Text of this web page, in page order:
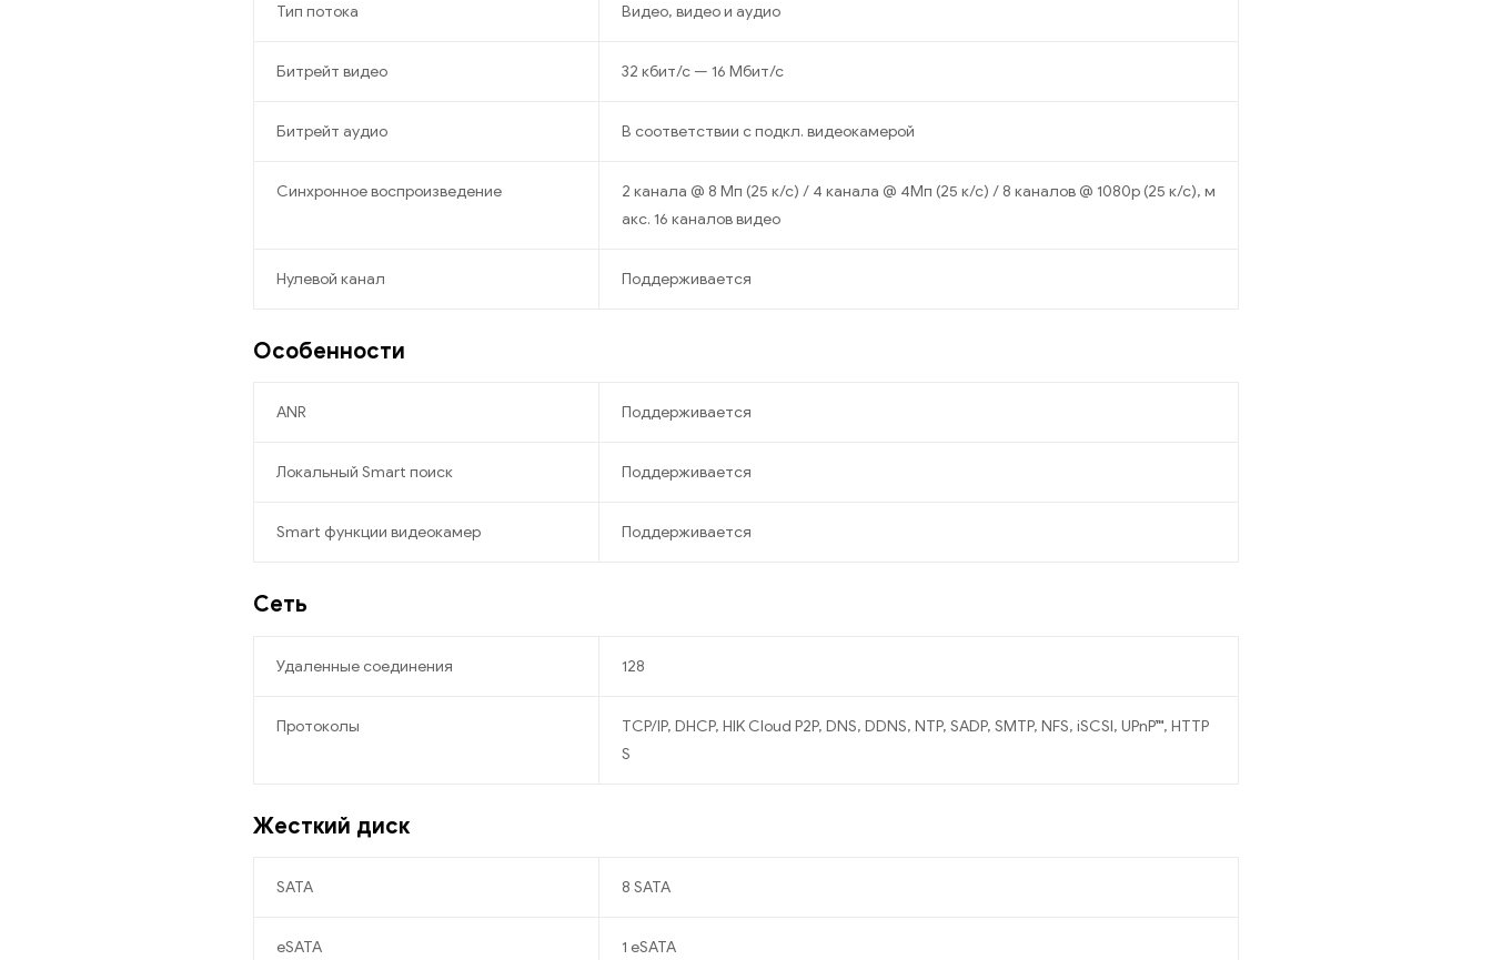
Тип потока Видео, видео и аудио
Битрейт видео 32 кбит/с — 16 Мбит/с
Битрейт аудио В соответствии с подкл. видеокамерой
Синхронное воспроизведение
2 канала @ 8 Мп (25 к/с) / 4 канала @ 4Мп (25 к/с) / 8 каналов @ 1080p (25 к/с), м
акс. 16 каналов видео
Нулевой канал Поддерживается
Особенности
ANR Поддерживается
Локальный Smart поиск Поддерживается
Smart функции видеокамер Поддерживается
Сеть
Удаленные соединения 128
Протоколы
TCP/IP, DHCP, HIK Cloud P2P, DNS, DDNS, NTP, SADP, SMTP, NFS, iSCSI, UPnP™, HTTP
S
Жесткий диск
SATA 8 SATA
eSATA 1 eSATA